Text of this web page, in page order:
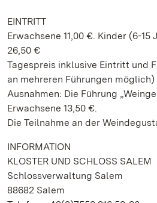
EINTRITT
Erwachsene 11,00 €. Kinder (6-
26,50 €
Tagespreis inklusive Eintritt und
an mehreren Führungen möglich)
Ausnahmen: Die Führung
Erwachsene 13,50 €.
Die Teilnahme an der
INFORMATION
KLOSTER UND SCHLOSS SALEM
Schlossverwaltung Salem
88682 Salem